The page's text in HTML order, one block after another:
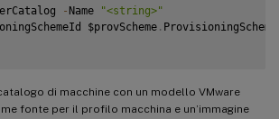
- Name
"<string>"
$provScheme .
di macchine con un modello VMware
fonte per il profilo macchina e un’immagine